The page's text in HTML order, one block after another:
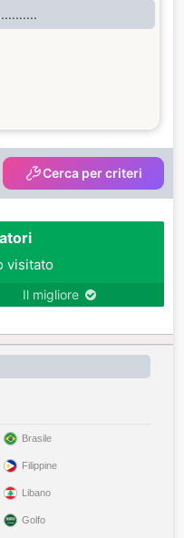
Cerca per criteri
visitato
Il migliore
Brasile
Filippine
Libano
Golfo